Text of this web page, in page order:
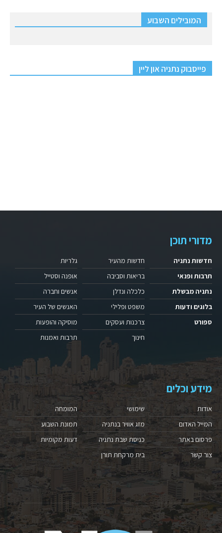
המובילים השבוע
פייסבוק נתניה און ליין
מדורי תוכן
חדשות נתניה
תרבות ופנאי
נתניה מבשלת
בלוגים ודעות
ספורט
חדשות מהעיר
בריאות וסביבה
כלכלה ונדלן
משפט ופלילי
צרכנות ועסקים
חינוך
גלריות
אופנה וסטייל
אנשים וחברה
האנשים של העיר
מוסיקה והופעות
תרבות ואמנות
מידע וכלים
אודות
המייל האדום
פרסום באתר
צור קשר
שימושי
מזג אוויר בנתניה
כניסת שבת נתניה
בית מרקחת תורן
המומחה
תמונת השבוע
דעות מקומיות